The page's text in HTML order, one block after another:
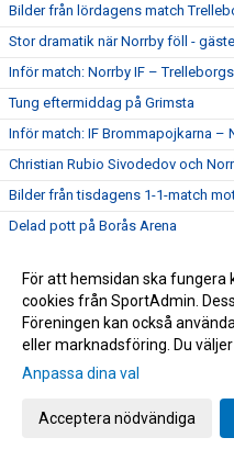
Bilder från lördagens match
Stor dramatik när Norrby föll -
Inför match: Norrby IF –
Tung eftermiddag på Grimsta
Inför match: IF Brommapojkarna –
Christian Rubio Sivodedov och
Bilder från tisdagens 1-1-match
Delad pott på Borås Arena
Jaheem Burke och Victor Karlsson
Norrby ställs mot Lunds BK i
Bilder från lördagens segermatch
Ny hemmaseger - Anton Wede
Inför match: Norrby IF – Västerås SK
Stolpe ut i Skåne - Norrby utan
För att hemsidan ska fungera
cookies från SportAdmin.
Föreningen kan också
eller marknadsföring. Du
Anpassa dina val
Acceptera nödvändiga